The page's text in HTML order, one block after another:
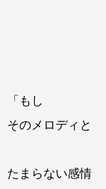
「もし
そのメロディと
たまらない感情